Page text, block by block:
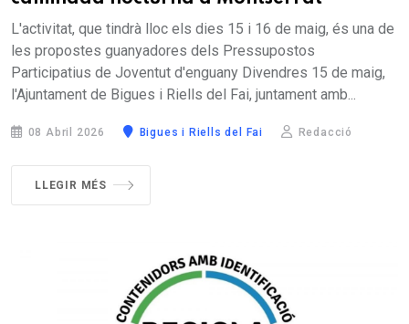
L'activitat, que tindrà lloc els dies 15 i 16 de maig, és una de
les propostes guanyadores dels Pressupostos
Participatius de Joventut d'enguany Divendres 15 de maig,
l'Ajuntament de Bigues i Riells del Fai, juntament amb...
08 Abril 2026 Bigues i Riells del Fai Redacció
LLEGIR MÉS